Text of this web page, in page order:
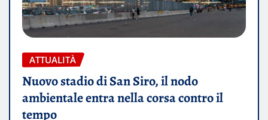
ATTUALITÀ
Nuovo stadio di San Siro, il nodo
ambientale entra nella corsa contro il
tempo